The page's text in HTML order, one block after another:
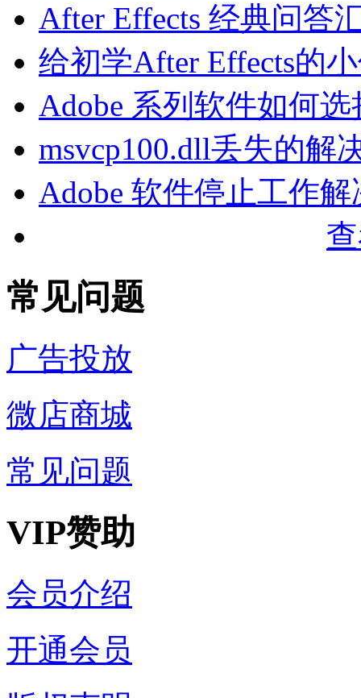
After Effects 经典问答
给初学After Effects的
Adobe 系列软件如何
msvcp100.dll丢失的解
Adobe 软件停止工作
常见问题
广告投放
微店商城
常见问题
VIP赞助
会员介绍
开通会员